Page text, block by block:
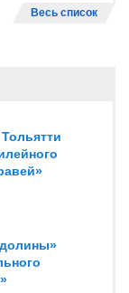
Весь список